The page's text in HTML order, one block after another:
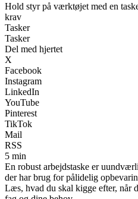
Hold styr på værktøjet med en
krav
Tasker
Tasker
Del med hjertet
X
Facebook
Instagram
LinkedIn
YouTube
Pinterest
TikTok
Mail
RSS
5 min
En robust arbejdstaske er
der har brug for pålidelig
Læs, hvad du skal kigge efter, når